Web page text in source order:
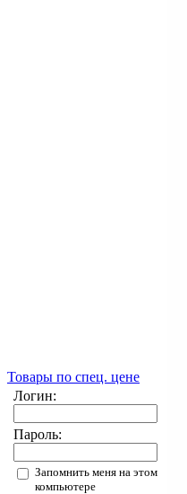
Товары по спец. цене
Логин:
Пароль:
Запомнить меня на этом
компьютере